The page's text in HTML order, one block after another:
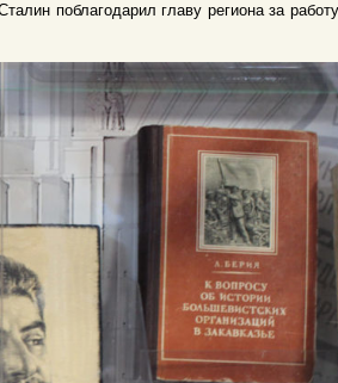
поблагодарил главу региона за